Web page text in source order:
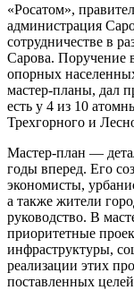
«Росатом»,
администрация
сотрудничестве в
Сарова. Поручение
опорных
мастер-планы, дал
есть у 4 из 10
Трехгорного и
Мастер-план —
годы вперед. Его
экономисты,
а также жители
руководство. В
приоритетные
инфраструктуры,
реализации этих
поставленных